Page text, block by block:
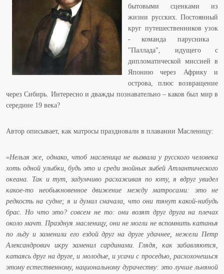
бытовыми
сценками
из
жизни русских. Постоянный
круг путешественников узок
-команда парусника
"Паллада", идущего с
дипломатической миссией в
Японию через Африку и
острова, плюс возвращение
через Сибирь. Интересно и дважды познавательно – каков был мир в
середине 19 века?
Автор описывает, как матросы праздновали в плавании Масленицу:
«Нельзя же, однако, чтоб масленица не вызвала у русского человека
хоть одной улыбки, будь это и среди знойных зыбей Атлантического
океана. Так и тут, задумчиво расхаживая по юту, я вдруг увидел
какое-то необыкновенное движение между матросами: это не
редкость на судне; я и думал сначала, что они тянут какой-нибудь
брас. Но что это? совсем не то: они возят друг друга на плечах
около мачт. Празднуя масленицу, они не могли не вспомнить катанья
по льду и заменили его ездой друг на друге удачнее, нежели Петр
Александрович икру заменил сардинами. Глядя, как забавляются,
катаясь друг на друге, и молодые, и усачи с проседью, расхохочешься
этому естественному, национальному дурачеству: это лучше льняной